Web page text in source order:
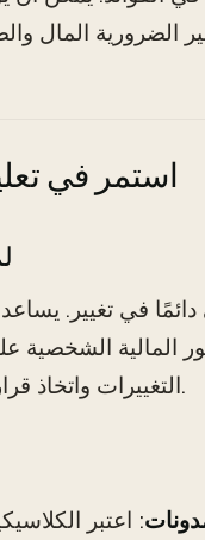
استمر في
في تغيير.
المالية الشخصية
التغييرات واتخاذ قرارات مستنيرة.
: اعتبر